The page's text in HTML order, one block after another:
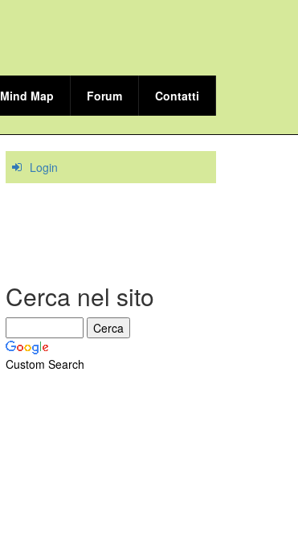
Mind Map Forum Contatti
Login
Cerca nel sito
Custom Search